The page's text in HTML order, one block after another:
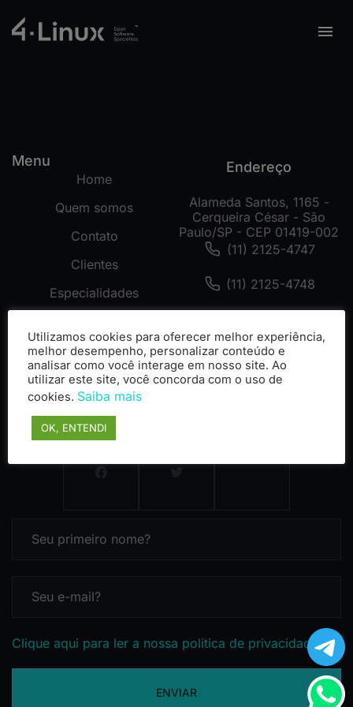
Menu
Home
Quem somos
Contato
Clientes
Especialidades
Cases
Endereço
Alameda Santos, 1165 -
Cerqueira César - São
Paulo/SP - CEP 01419-002
(11) 2125-4747
(11) 2125-4748
Clique aqui para ler a nossa política de privacidade
ENVIAR
Utilizamos cookies para oferecer melhor experiência,
melhor desempenho, personalizar conteúdo e
analisar como você interage em nosso site. Ao
utilizar este site, você concorda com o uso de
cookies. Saiba mais
OK, ENTENDI